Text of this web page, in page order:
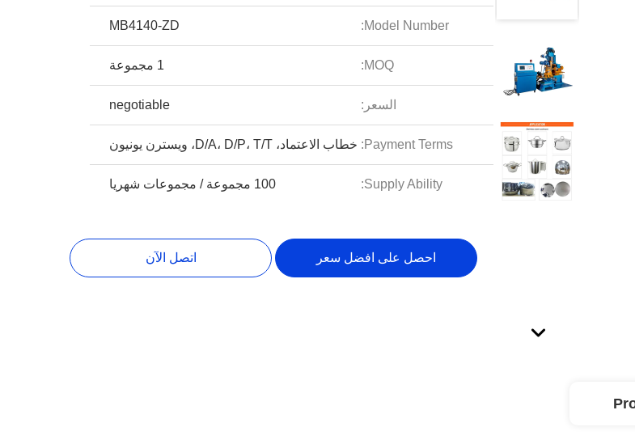
Model Number:
MB4140-ZD
MOQ: 1 مجموعة
السعر: negotiable
Payment Terms: خطاب الاعتماد، D/A، D/P، T/T، ويسترن يونيون
Supply Ability: 100 مجموعة / مجموعات شهريا
احصل على افضل سعر اتصل الآن